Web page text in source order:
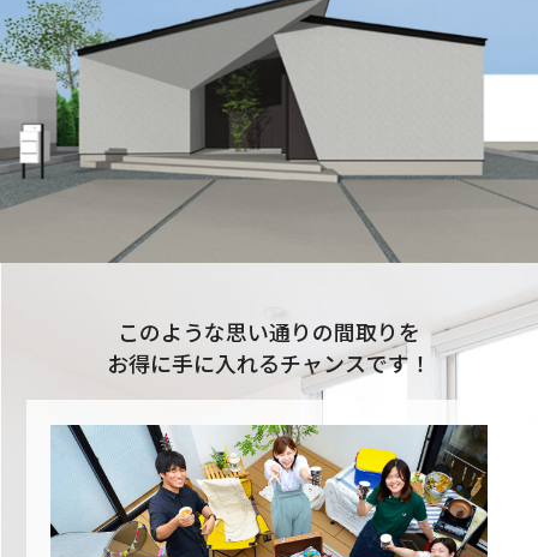
このような思い通りの間取りを
お得に手に入れるチャンスです！